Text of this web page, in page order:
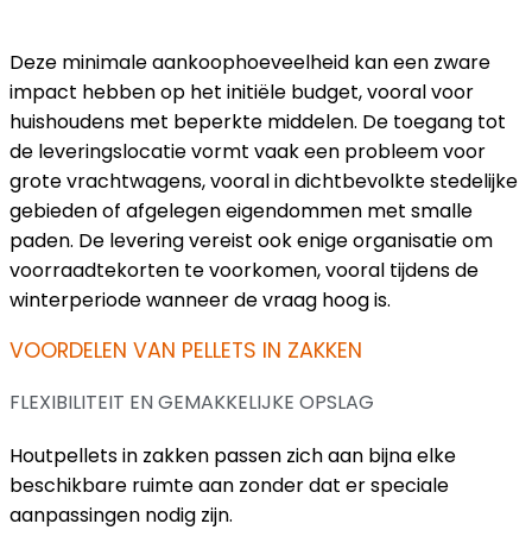
Deze minimale aankoophoeveelheid kan een zware
impact hebben op het initiële budget, vooral voor
huishoudens met beperkte middelen. De toegang tot
de leveringslocatie vormt vaak een probleem voor
grote vrachtwagens, vooral in dichtbevolkte stedelijke
gebieden of afgelegen eigendommen met smalle
paden. De levering vereist ook enige organisatie om
voorraadtekorten te voorkomen, vooral tijdens de
winterperiode wanneer de vraag hoog is.
VOORDELEN VAN PELLETS IN ZAKKEN
FLEXIBILITEIT EN GEMAKKELIJKE OPSLAG
Houtpellets in zakken passen zich aan bijna elke
beschikbare ruimte aan zonder dat er speciale
aanpassingen nodig zijn.